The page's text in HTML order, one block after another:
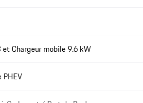
et Chargeur mobile 9.6 kW
PHEV